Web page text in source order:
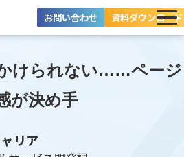
お問い合わせ 資料ダウンロード
ル・機能一覧
導入事例
けられない……ページ
が決め手
リア